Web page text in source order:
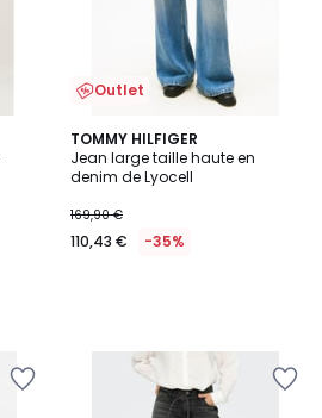
Outlet
TOMMY HILFIGER
Jean large taille haute en
denim de Lyocell
169,90 €
110,43 € -35%